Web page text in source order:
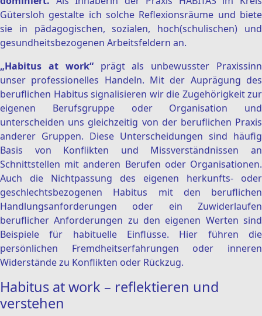
Gütersloh gestalte ich solche Reflexionsräume und biete
sie in pädagogischen, sozialen, hoch(schulischen) und
gesundheitsbezogenen Arbeitsfeldern an.
„Habitus at work“prägt als unbewusster Praxissinn
unser professionelles Handeln. Mit der Auprägung des
beruflichen Habitus signalisieren wir die Zugehörigkeit zur
eigenen Berufsgruppe oder Organisation und
unterscheiden uns gleichzeitig von der beruflichen Praxis
anderer Gruppen. Diese Unterscheidungen sind häufig
Basis von Konflikten und Missverständnissen an
Schnittstellen mit anderen Berufen oder Organisationen.
Auch die Nichtpassung des eigenen herkunfts- oder
geschlechtsbezogenen Habitus mit den beruflichen
Handlungsanforderungen oder ein Zuwiderlaufen
beruflicher Anforderungen zu den eigenen Werten sind
Beispiele für habituelle Einflüsse. Hier führen die
persönlichen Fremdheitserfahrungen oder inneren
Widerstände zu Konflikten oder Rückzug.
Habitus at work – reflektieren und
verstehen